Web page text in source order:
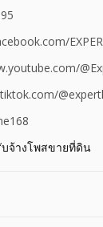
จ้างโพสขายที่ดิน